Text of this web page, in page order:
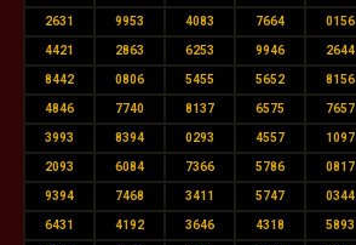
2631 9953 4083 7664 0156
4421 2863 6253 9946 2644
8442 0806 5455 5652 8156
4846 7740 8137 6575 7657
3993 8394 0293 4557 1097
2093 6084 7366 5786 0817
9394 7468 3411 5747 0344
6431 4192 3646 4318 5893